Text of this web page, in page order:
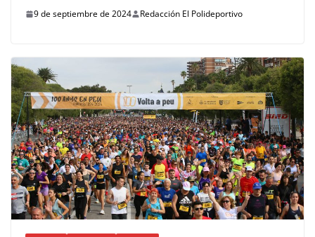
9 de septiembre de 2024 Redacción El Polideportivo